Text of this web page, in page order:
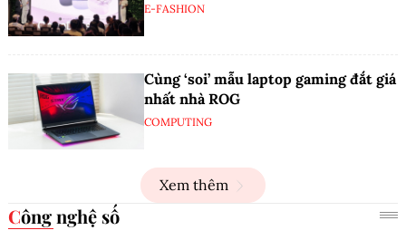
E-FASHION
Cùng ‘soi’ mẫu laptop gaming đắt giá
nhất nhà ROG
COMPUTING
Xem thêm
Công nghệ số